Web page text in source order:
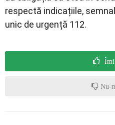
respectă indicațiile,
unic de urgență 112.
Îmi
Nu-